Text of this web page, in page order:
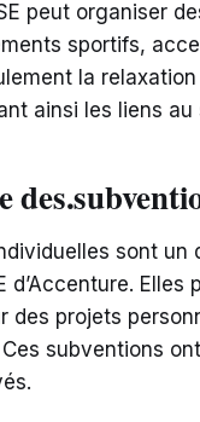
peut organiser
sportifs,
la
ainsi les liens au
sont
d’Accenture.
des projets
subventions